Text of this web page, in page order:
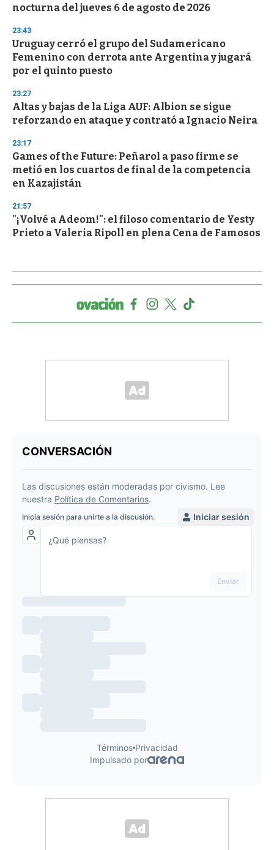
nocturna del jueves 6 de agosto de 2026
23:43
Uruguay cerró el grupo del Sudamericano
Femenino con derrota ante Argentina y jugará
por el quinto puesto
23:27
Altas y bajas de la Liga AUF: Albion se sigue
reforzando en ataque y contrató a Ignacio Neira
23:17
Games of the Future: Peñarol a paso firme se
metió en los cuartos de final de la competencia
en Kazajistán
21:57
"¡Volvé a Adeom!": el filoso comentario de Yesty
Prieto a Valeria Ripoll en plena Cena de Famosos